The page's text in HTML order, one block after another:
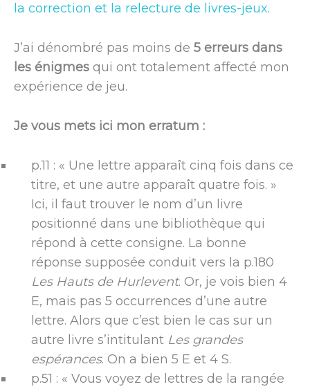
la correction et la relecture de livres-jeux.
J’ai dénombré pas moins de 5 erreurs dans
les énigmes qui ont totalement affecté mon
expérience de jeu.
Je vous mets ici mon erratum :
p.11 : « Une lettre apparaît cinq fois dans ce
titre, et une autre apparaît quatre fois. »
Ici, il faut trouver le nom d’un livre
positionné dans une bibliothèque qui
répond à cette consigne. La bonne
réponse supposée conduit vers la p.180
Les Hauts de Hurlevent. Or, je vois bien 4
E, mais pas 5 occurrences d’une autre
lettre. Alors que c’est bien le cas sur un
autre livre s’intitulant Les grandes
espérances. On a bien 5 E et 4 S.
p.51 : « Vous voyez de lettres de la rangée